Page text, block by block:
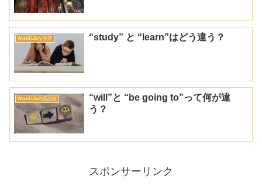
World Lifeな生活 “study” と “learn”はどう違う？
World Lifeの英語術
“will”と “be going to”って何が違
う？
スポンサーリンク